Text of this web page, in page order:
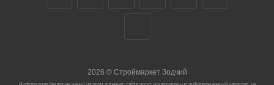
2026 ©Строймаркет Зодчий